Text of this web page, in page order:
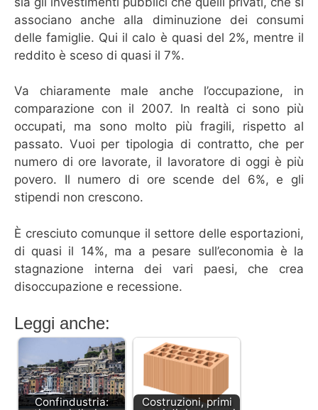
associano anche alla diminuzione dei consumi
delle famiglie. Qui il calo è quasi del 2%, mentre il
reddito è sceso di quasi il 7%.
Va chiaramente male anche l’occupazione, in
comparazione con il 2007. In realtà ci sono più
occupati, ma sono molto più fragili, rispetto al
passato. Vuoi per tipologia di contratto, che per
numero di ore lavorate, il lavoratore di oggi è più
povero. Il numero di ore scende del 6%, e gli
stipendi non crescono.
È cresciuto comunque il settore delle esportazioni,
di quasi il 14%, ma a pesare sull’economia è la
stagnazione interna dei vari paesi, che crea
disoccupazione e recessione.
Leggi anche:
Confindustria:
Costruzioni, primi